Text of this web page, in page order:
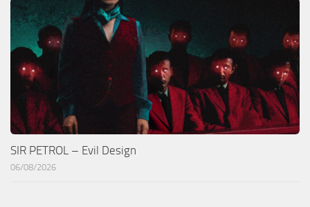
SIR PETROL – Evil Design
06/08/2026